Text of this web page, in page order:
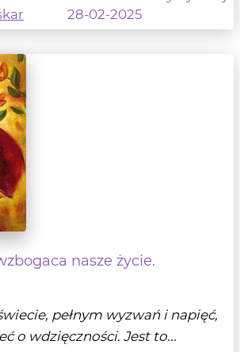
28-02-2025
nasze życie.
pełnym wyzwań i napięć,
o wdzięczności. Jest to...